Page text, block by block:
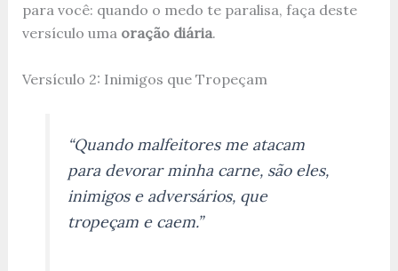
para você: quando o medo te paralisa, faça deste
versículo uma oração diária.
Versículo 2: Inimigos que Tropeçam
“Quando malfeitores me atacam
para devorar minha carne, são eles,
inimigos e adversários, que
tropeçam e caem.”